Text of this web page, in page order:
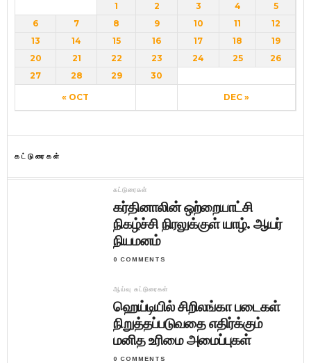
« OCT DEC »
1 2 3 4
5
6
7 8 9 10 11
12
13
14 15 16 17 18
19
20
21 22 23 24 25
26
27
28 29 30
கட்டுரைகள்
கட்டுரைகள்
கர்தினாலின் ஒற்றையாட்சி
நிகழ்ச்சி நிரலுக்குள் யாழ். ஆயர்
நியமனம்
0 COMMENTS
ஆய்வு கட்டுரைகள்
ஹெய்டியில் சிறிலங்கா படைகள்
நிறுத்தப்படுவதை எதிர்க்கும்
மனித உரிமை அமைப்புகள்
0 COMMENTS